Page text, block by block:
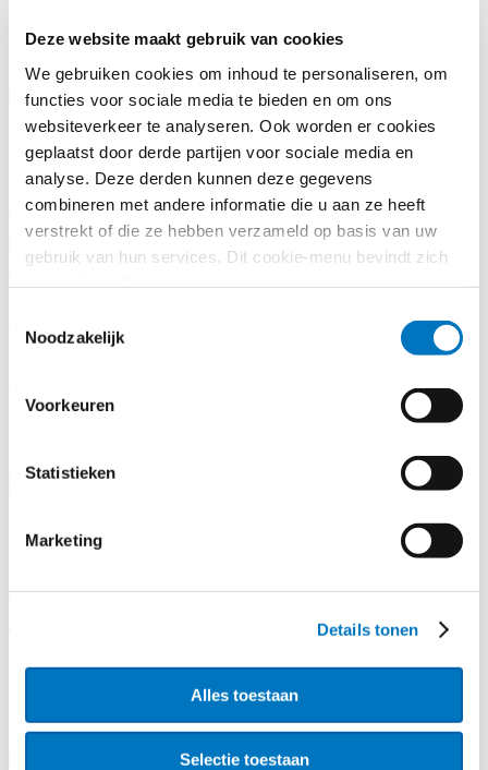
Deze website maakt gebruik van cookies
We gebruiken cookies om inhoud te personaliseren, om
functies voor sociale media te bieden en om ons
websiteverkeer te analyseren. Ook worden er cookies
geplaatst door derde partijen voor sociale media en
analyse. Deze derden kunnen deze gegevens
combineren met andere informatie die u aan ze heeft
verstrekt of die ze hebben verzameld op basis van uw
gebruik van hun services. Dit cookie-menu bevindt zich
Noodzakelijk
Voorkeuren
Statistieken
Marketing
Details tonen
Alles toestaan
Selectie toestaan
aanbestedende diensten om dit zelfstandig te bepalen op grond van
Aanbesteden
Praktijkvraag-25 juli 2024
Aanbesteden
Kunnen wij op grond van gewijzigde
inzichten een Europese aanbesteding
intrekken?
onderhandse aanbesteding uitgezet bij een vijftal bedrijven. In
tweede instantie wil de gemeente het onderhoud liever inbesteden
onderhandse aanbesteding op grond van gewijzigde inzichten
alsnog intrekken en vervolgens tot inbesteding overgaan zonder dat
Aanbesteden
Bestaan er Europese verplichtingen voor
het bewaren van aanbestedingsstukken?
Bij ons waterschap speelt de vraag of er Europese richtlijnen en
vernietigen van aanbestedingsdocumenten? En hoe verhouden die
zich tot de nationale regels?